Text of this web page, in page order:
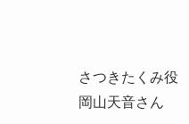
さつきたくみ役
岡山天音さん